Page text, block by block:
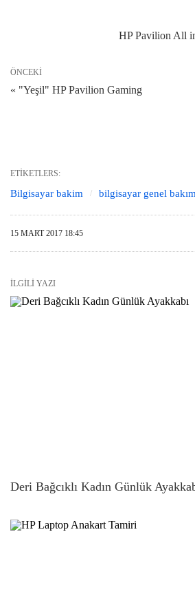
HP Pavilion All
ÖNCEKI
« "Yeşil" HP Pavilion Gaming
ETIKETLERS:
Bilgisayar bakim bilgisayar genel bakım
15 MART 2017 18:45
İLGILI YAZI
Deri Bağcıklı Kadın Günlük